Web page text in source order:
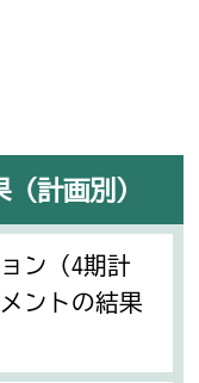
計画別）
ン（4期計
ントの結果